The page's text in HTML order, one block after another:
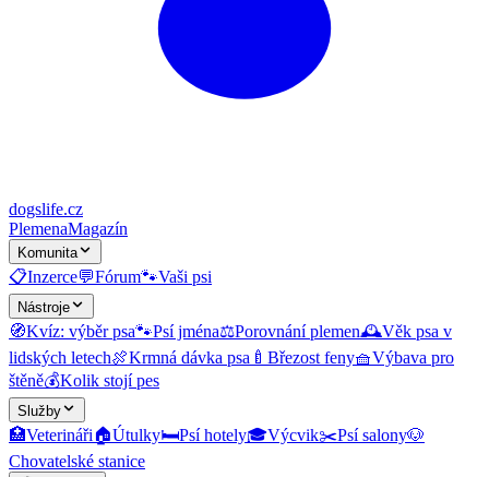
dogslife.cz
PlemenaMagazín
Komunita
📋Inzerce💬Fórum🐾Vaši psi
Nástroje
🧭Kvíz: výběr psa🐾Psí jména⚖️Porovnání plemen🕰️Věk psa v
lidských letech🍖Krmná dávka psa 🍼 Březost feny🧺Výbava pro
štěně💰Kolik stojí pes
Služby
🏥Veterináři🏠Útulky🛏️Psí hotely🎓Výcvik✂️Psí salony🐶
Chovatelské stanice